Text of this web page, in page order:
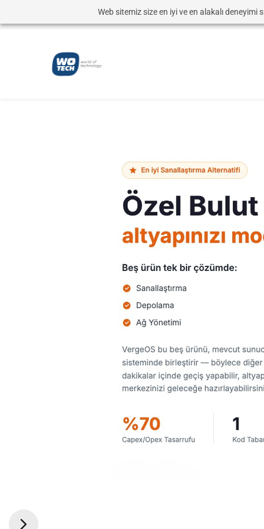
Web sitemiz size en iyi ve en alakalı deneyimi
info@wotech.com.tr 0216 266 0513